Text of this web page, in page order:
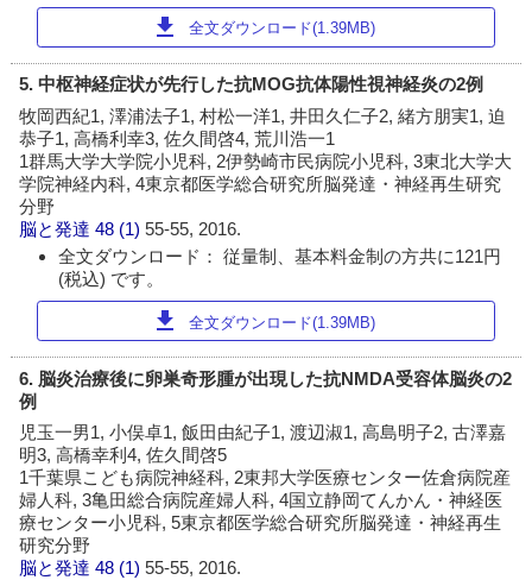
download 全文ダウンロード(1.39MB)
5. 中枢神経症状が先行した抗MOG抗体陽性視神経炎の2例
牧岡西紀1, 澤浦法子1, 村松一洋1, 井田久仁子2, 緒方朋実1, 迫
恭子1, 高橋利幸3, 佐久間啓4, 荒川浩一1
1群馬大学大学院小児科, 2伊勢崎市民病院小児科, 3東北大学大
学院神経内科, 4東京都医学総合研究所脳発達・神経再生研究
分野
脳と発達 48 (1)55-55, 2016.
全文ダウンロード： 従量制、基本料金制の方共に121円
(税込) です。
download 全文ダウンロード(1.39MB)
6. 脳炎治療後に卵巣奇形腫が出現した抗NMDA受容体脳炎の2
例
児玉一男1, 小俣卓1, 飯田由紀子1, 渡辺淑1, 高島明子2, 古澤嘉
明3, 高橋幸利4, 佐久間啓5
1千葉県こども病院神経科, 2東邦大学医療センター佐倉病院産
婦人科, 3亀田総合病院産婦人科, 4国立静岡てんかん・神経医
療センター小児科, 5東京都医学総合研究所脳発達・神経再生
研究分野
脳と発達 48 (1)55-55, 2016.